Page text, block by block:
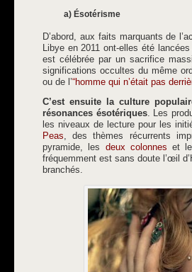
a) Ésotérisme
D’abord, aux faits marquants de
Libye en 2011 ont-elles été
est célébrée par un sacrifice
significations occultes du même
ou de l’“homme qui n’était pas
C’est ensuite la culture
résonances ésotériques. Les
les niveaux de lecture pour les
Peas, des thèmes récurrents
pyramide, les deux colonnes et
fréquemment est sans doute l’œil
branchés.